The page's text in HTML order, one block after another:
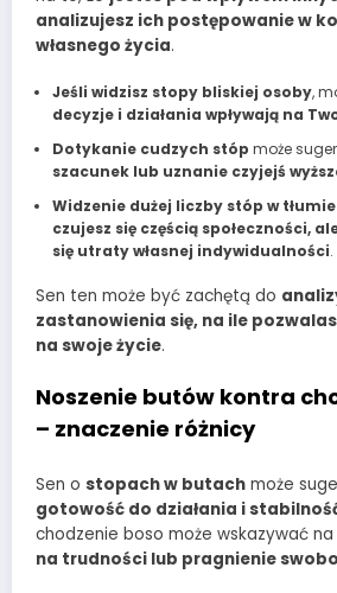
analizujesz ich postępowanie w
własnego życia.
Jeśli widzisz stopy bliskiej osoby,
decyzje i działania wpływają na
Dotykanie cudzych stóp może
szacunek lub uznanie czyjejś
Widzenie dużej liczby stóp w tłumie
czujesz się częścią społeczności,
się utraty własnej indywidualności.
Sen ten może być zachętą do
zastanowienia się, na ile
na swoje życie.
Noszenie butów kontra
– znaczenie różnicy
Sen o stopach w butach może
gotowość do działania i
chodzenie boso może wskazywać na
na trudności lub pragnienie